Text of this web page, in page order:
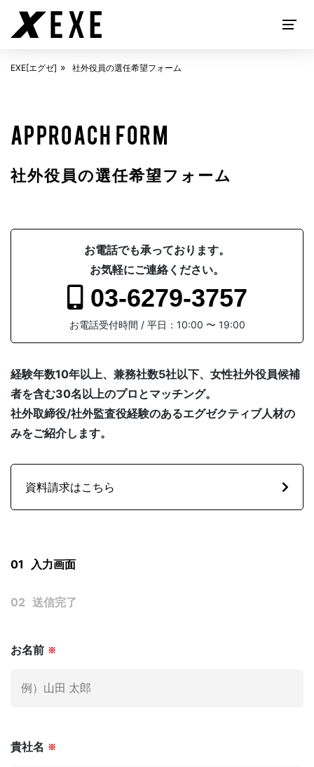
EXECUTIVE SEARCH
EXE[エグゼ]とは
SOLUTION
FAQ よくある質問
EXE[エグゼ] 社外役員の選任希望フォーム
APPROACH FORM
社外役員の選任希望フォーム
お電話でも承っております。
お気軽にご連絡ください。
03-6279-3757
お電話受付時間 / 平日：10:00 〜 19:00
経験年数10年以上、兼務社数5社以下、女性社外役員候補
者を含む30名以上のプロとマッチング。
社外取締役/社外監査役経験のあるエグゼクティブ人材の
みをご紹介します。
資料請求はこちら
お名前 ※
貴社名 ※
01 入力画面
02 送信完了